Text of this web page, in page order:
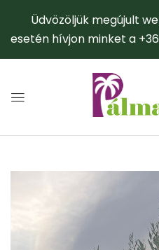
Üdvözöljük megújult
esetén hívjon minket a